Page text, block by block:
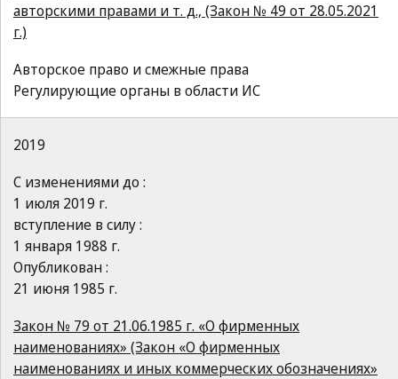
авторскими правами и т. д., (Закон № 49 от 28.05.2021
г.)
Авторское право и смежные права
Регулирующие органы в области ИС
2019
С изменениями до :
1 июля 2019 г.
вступление в силу :
1 января 1988 г.
Опубликован :
21 июня 1985 г.
Закон № 79 от 21.06.1985 г. «О фирменных
наименованиях» (Закон «О фирменных
наименованиях и иных коммерческих обозначениях»